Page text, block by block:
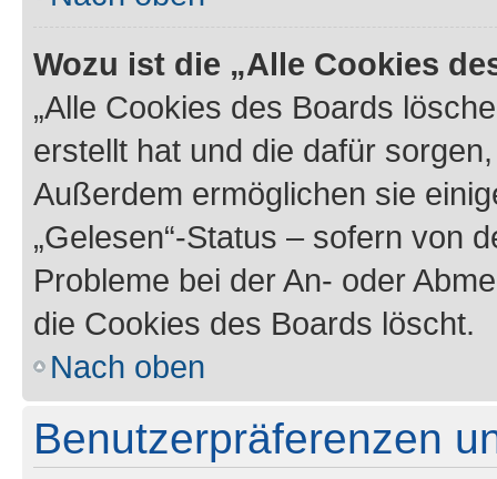
Wozu ist die „Alle Cookies
„Alle Cookies des Boards
erstellt hat und die dafür
Außerdem ermöglichen sie
„Gelesen“-Status – sofern von
Probleme bei der An- oder
die Cookies des Boards löscht.
Nach oben
Benutzerpräferenzen